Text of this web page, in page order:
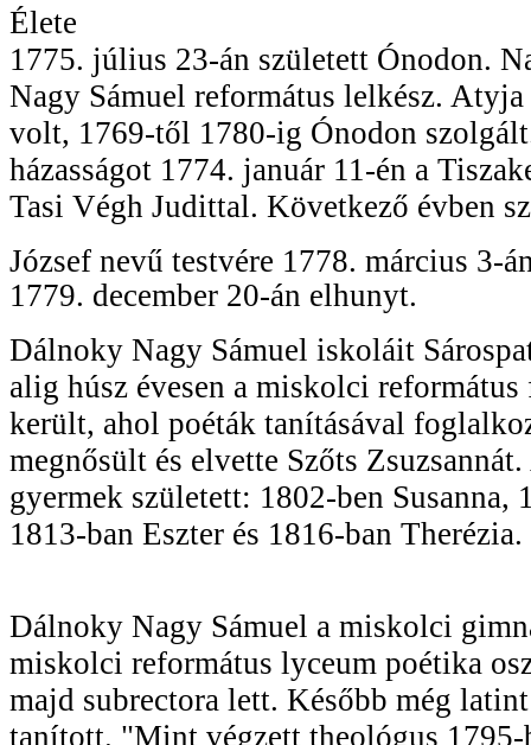
Élete
1775. július 23-án született Ónodon.
Nagy Sámuel református lelkész.
volt, 1769-től 1780-ig Ónodon
házasságot 1774. január 11-én a
Tasi Végh Judittal. Következő évben
József nevű testvére 1778. március 3-
1779. december 20-án elhunyt.
Dálnoky Nagy Sámuel iskoláit
alig húsz évesen a miskolci
került, ahol poéták tanításával
megnősült és elvette Szőts
gyermek született: 1802-ben Susanna,
1813-ban Eszter és 1816-ban Therézia.
Dálnoky Nagy Sámuel a miskolci
miskolci református lyceum poétika
majd subrectora lett. Később még
tanított. "Mint végzett theológus